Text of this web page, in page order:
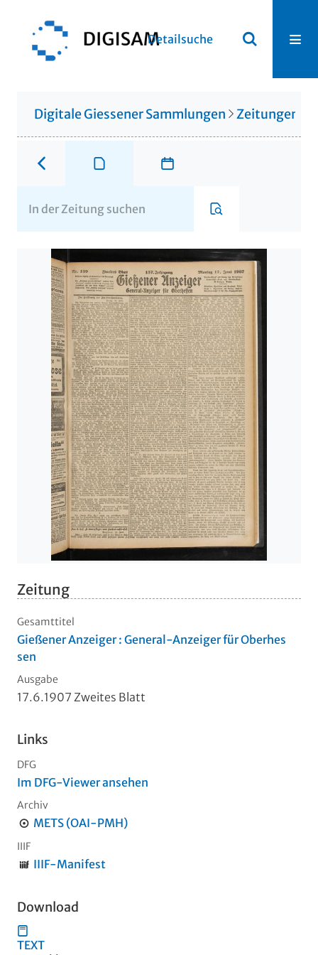
Detailsuche
Digitale Giessener Sammlungen Zeitungen
Zeitung
Gesamttitel
Gießener Anzeiger : General-Anzeiger für Oberhes
sen
Ausgabe
17.6.1907 Zweites Blatt
Links
DFG
Im DFG-Viewer ansehen
Archiv
METS (OAI-PMH)
IIIF
IIIF-Manifest
Download
TEXT